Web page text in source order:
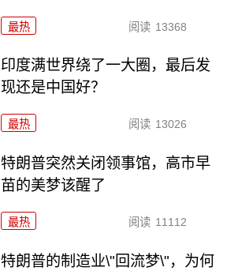
最热 阅读 13368
印度满世界绕了一大圈，最后发
现还是中国好？
最热 阅读 13026
特朗普突然关闭领事馆，高市早
苗的美梦该醒了
最热 阅读 11112
特朗普的制造业\"回流梦\"，为何